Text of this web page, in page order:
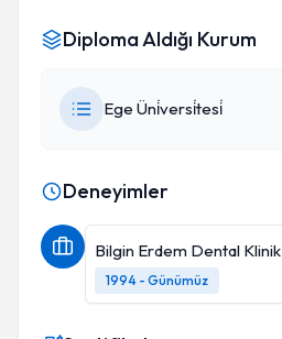
Diploma Aldığı Kurum
Ege Üni̇versi̇tesi̇
Deneyimler
Bilgin Erdem Dental Klinik
1994 - Günümüz